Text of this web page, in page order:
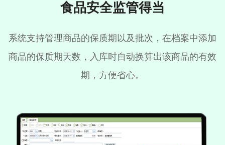
系统支持管理商品的保质期以及批次，在档案中添加
商品的保质期天数，入库时自动换算出该商品的有效
期，方便省心。
食品安全监管得当